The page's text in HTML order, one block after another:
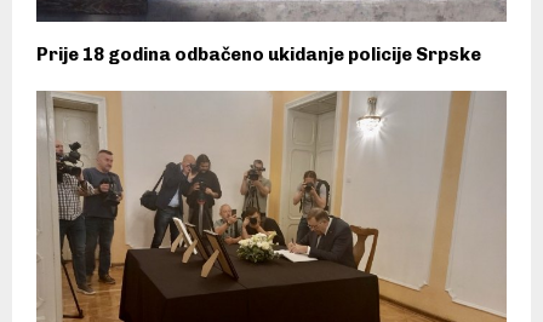
Prije 18 godina odbačeno ukidanje policije Srpske